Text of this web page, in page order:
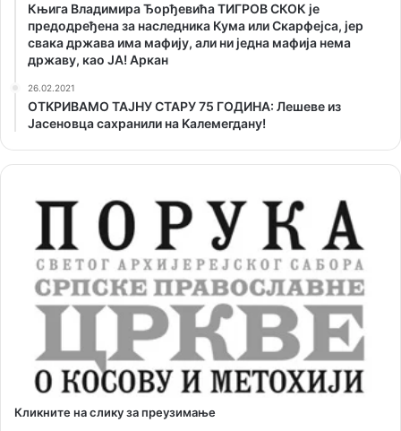
Књига Владимира Ђорђевића ТИГРОВ СКОК је
предодређена за наследника Кума или Скарфејса, јер
свака држава има мафију, али ни једна мафија нема
државу, као ЈА! Аркан
26.02.2021
ОТKРИВАМО ТАЈНУ СТАРУ 75 ГОДИНА: Лешеве из
Јасеновца сахранили на Kалемегдану!
Кликните на слику за преузимање